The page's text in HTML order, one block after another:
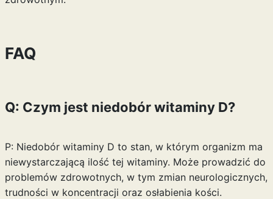
FAQ
Q: Czym jest niedobór witaminy D?
P: Niedobór witaminy D to stan, w którym organizm ma
niewystarczającą ilość tej witaminy. Może prowadzić do
problemów zdrowotnych, w tym zmian neurologicznych,
trudności w koncentracji oraz osłabienia kości.